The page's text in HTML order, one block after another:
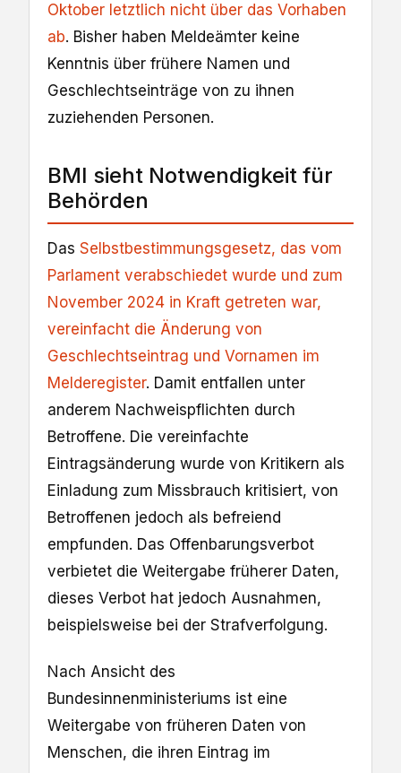
Oktober letztlich nicht über das Vorhaben
ab. Bisher haben Meldeämter keine
Kenntnis über frühere Namen und
Geschlechtseinträge von zu ihnen
zuziehenden Personen.
BMI sieht Notwendigkeit für
Behörden
Das Selbstbestimmungsgesetz, das vom
Parlament verabschiedet wurde und zum
November 2024 in Kraft getreten war,
vereinfacht die Änderung von
Geschlechtseintrag und Vornamen im
Melderegister. Damit entfallen unter
anderem Nachweispflichten durch
Betroffene. Die vereinfachte
Eintragsänderung wurde von Kritikern als
Einladung zum Missbrauch kritisiert, von
Betroffenen jedoch als befreiend
empfunden. Das Offenbarungsverbot
verbietet die Weitergabe früherer Daten,
dieses Verbot hat jedoch Ausnahmen,
beispielsweise bei der Strafverfolgung.
Nach Ansicht des
Bundesinnenministeriums ist eine
Weitergabe von früheren Daten von
Menschen, die ihren Eintrag im